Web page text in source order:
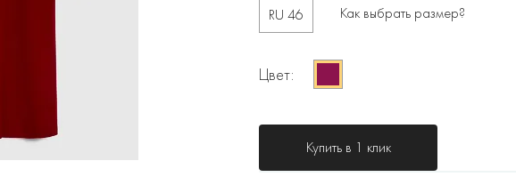
RU 46 Как выбрать размер?
Цвет:
Купить в 1 клик